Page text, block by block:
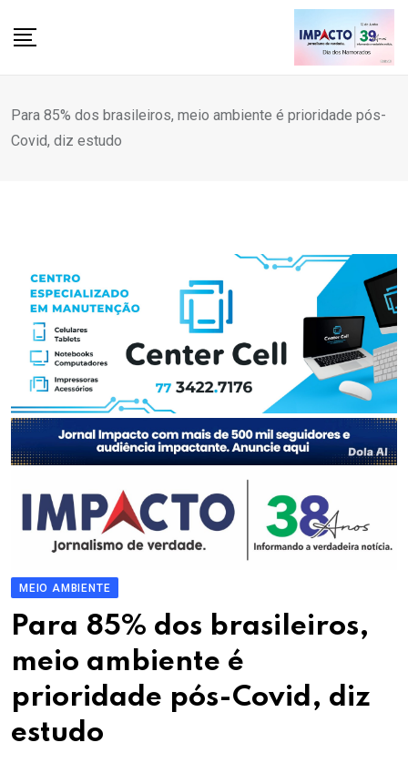
Para 85% dos brasileiros, meio ambiente é prioridade pós-
Covid, diz estudo
MEIO AMBIENTE
Para 85% dos brasileiros,
meio ambiente é
prioridade pós-Covid, diz
estudo